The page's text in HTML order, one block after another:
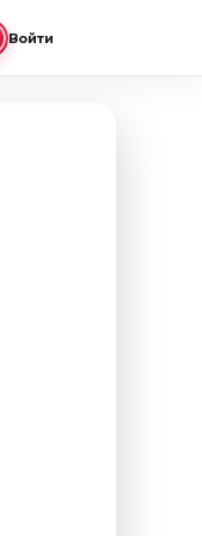
Войти